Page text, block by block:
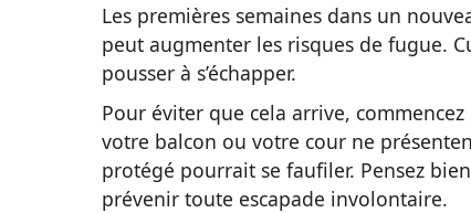
Les premières semaines dans un
peut augmenter les risques de fugue.
pousser à s’échapper.
Pour éviter que cela arrive, commencez
votre balcon ou votre cour ne
protégé pourrait se faufiler. Pensez
prévenir toute escapade involontaire.